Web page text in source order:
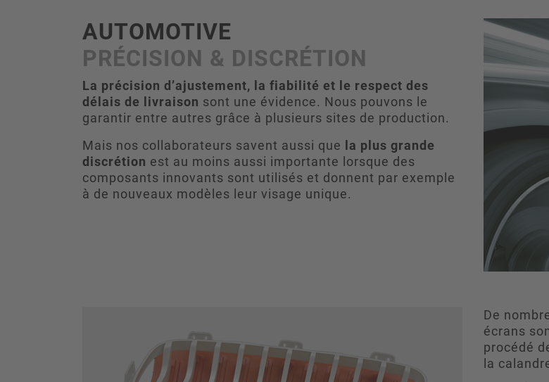
AUTOMOTIVE
PRÉCISION & DISCRÉTION
La précision d’ajustement, la fiabilité et le respect des
délais de livraison sont une évidence. Nous pouvons le
garantir entre autres grâce à plusieurs sites de production.
Mais nos collaborateurs savent aussi que la plus grande
discrétion est au moins aussi importante lorsque des
composants innovants sont utilisés et donnent par exemple
à de nouveaux modèles leur visage unique.
De
écrans
procédé
la